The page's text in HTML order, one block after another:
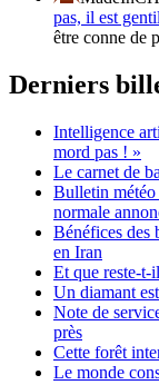
pas, il est
être conne de
Derniers
Intelligence
mord pas ! »
Le carnet de
Bulletin météo
normale
Bénéfices des
en Iran
Et que reste-t-
Un diamant
Note de
près
Cette forêt
Le monde